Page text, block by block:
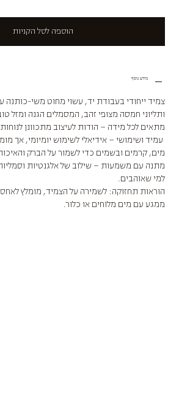
הוספה לסל הקניות
מידע נוסף
צמיד ייחודי בעבודת יד, עשוי מחוט משי-כותנה
ותליוני חמסה מצופי זהב, המסמלים הגנה ומזל
מתאים לכל מידה – הודות לעיצוב מתכוונן
עמיד ושימושי – אידיאלי לשימוש יומיומי, אך
מים, קרמים ובשמים כדי לשמור על הברק
מתנה עם משמעות – שילוב של אלגנטיות
למי שאוהבים.
הוראות תחזוקה: לשמירה על הצמיד, מומלץ
ממגע עם מים מלוחים או כלור.